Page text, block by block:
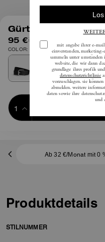
Gürtel Mit
95 €inkl. MwSt.
COLOR: Schwarz Signature
Ab 32 €/Monat mit 0
Produktdetails
STILNUMMER